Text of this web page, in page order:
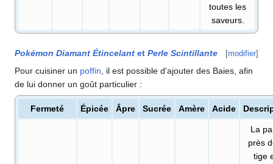
toutes les
saveurs.
Pokémon Diamant Étincelant et Perle Scintillante [modifier]
Pour cuisiner un poffin , il est possible d'ajouter des Baies, afin
de lui donner un goût particulier :
Fermeté Épicée Âpre Sucrée Amère Acide
La
près
tige